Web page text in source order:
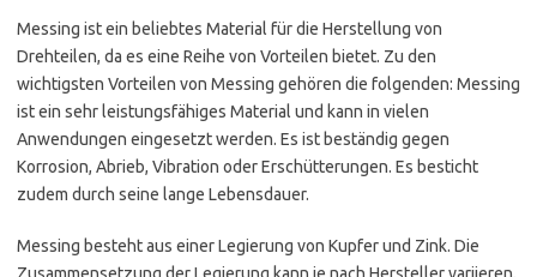
Messing ist ein beliebtes Material für die Herstellung von
Drehteilen, da es eine Reihe von Vorteilen bietet. Zu den
wichtigsten Vorteilen von Messing gehören die folgenden: Messing
ist ein sehr leistungsfähiges Material und kann in vielen
Anwendungen eingesetzt werden. Es ist beständig gegen
Korrosion, Abrieb, Vibration oder Erschütterungen. Es besticht
zudem durch seine lange Lebensdauer.
Messing besteht aus einer Legierung von Kupfer und Zink. Die